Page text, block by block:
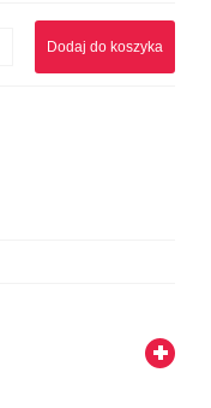
Dodaj do koszyka